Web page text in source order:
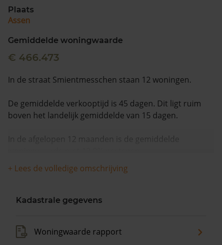
Plaats
Assen
Gemiddelde woningwaarde
€ 466.473
In de straat Smientmesschen staan 12 woningen.
De gemiddelde verkooptijd is 45 dagen. Dit ligt ruim
boven het landelijk gemiddelde van 15 dagen.
In de afgelopen 12 maanden is de gemiddelde
+ Lees de volledige omschrijving
Kadastrale gegevens
Woningwaarde rapport